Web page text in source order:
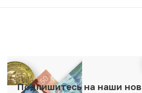
Подпишитесь на наши